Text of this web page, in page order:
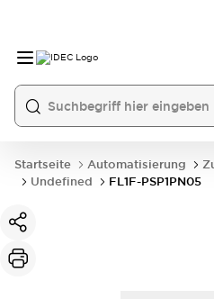
Startseite Automatisierung
Undefined
FL1F-PSP1PN05